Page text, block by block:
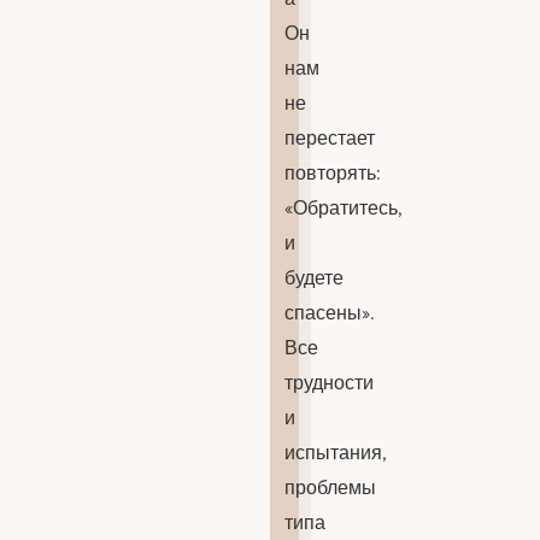
Он
нам
не
перестает
повторять:
«Обратитесь,
и
будете
спасены».
Все
трудности
и
испытания,
проблемы
типа